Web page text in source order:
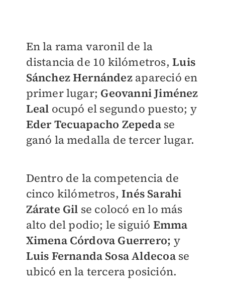
En la rama varonil de la
distancia de 10 kilómetros, Luis
Sánchez Hernández apareció en
primer lugar; Geovanni Jiménez
Leal ocupó el segundo puesto; y
Eder Tecuapacho Zepedase
ganó la medalla de tercer lugar.
Dentro de la competencia de
cinco kilómetros,Inés Sarahi
Zárate Gil se colocó en lo más
alto del podio; le siguió Emma
Ximena Córdova Guerrero; y
Luis Fernanda Sosa Aldecoase
ubicó en la tercera posición.